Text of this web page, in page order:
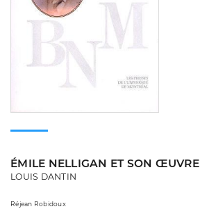
ÉMILE NELLIGAN ET SON ŒUVRE
LOUIS DANTIN
Réjean Robidoux